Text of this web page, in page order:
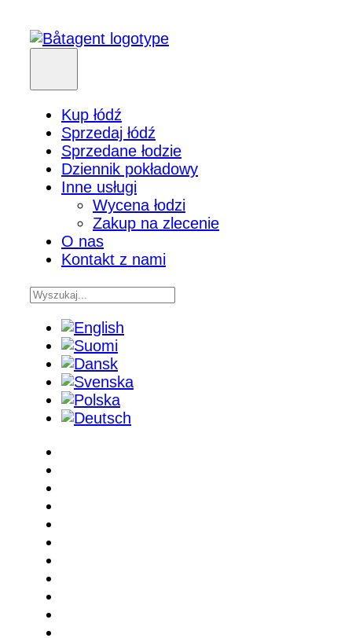
Kup łódź
Sprzedaj łódź
Sprzedane łodzie
Dziennik pokładowy
Inne usługi
Wycena łodzi
Zakup na zlecenie
O nas
Kontakt z nami